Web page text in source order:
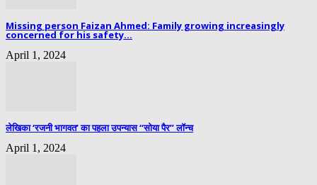
Missing person Faizan Ahmed: Family growing increasingly
concerned for his safety...
April 1, 2024
लेखिका ‘रजनी भागवत’ का पहला उपन्यास “सोया पैर” लॉन्च
April 1, 2024